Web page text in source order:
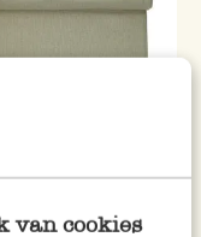
van cookies